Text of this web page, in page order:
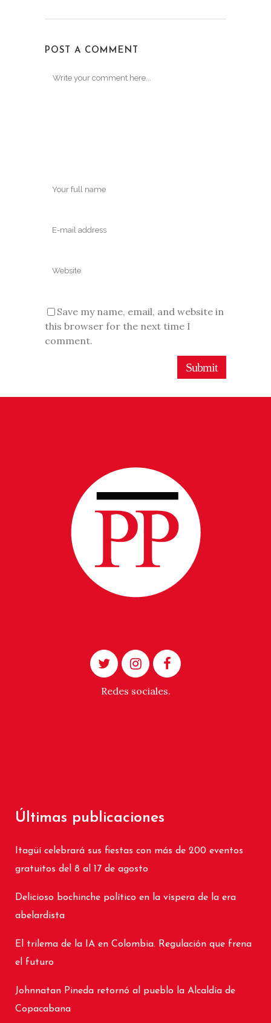
POST A COMMENT
Save my name, email, and website in
this browser for the next time I
comment.
Redes sociales.
Últimas publicaciones
Itagüí celebrará sus fiestas con más de 200 eventos
gratuitos del 8 al 17 de agosto
Delicioso bochinche político en la víspera de la era
abelardista
El trilema de la IA en Colombia. Regulación que frena
el futuro
Johnnatan Pineda retornó al pueblo la Alcaldía de
Copacabana